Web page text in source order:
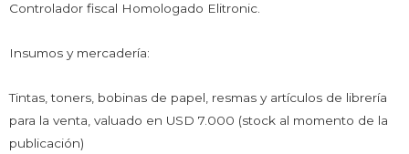
Controlador fiscal Homologado Elitronic.
Insumos y mercadería:
Tintas, toners, bobinas de papel, resmas y artículos de librería
para la venta, valuado en USD 7.000 (stock al momento de la
publicación)